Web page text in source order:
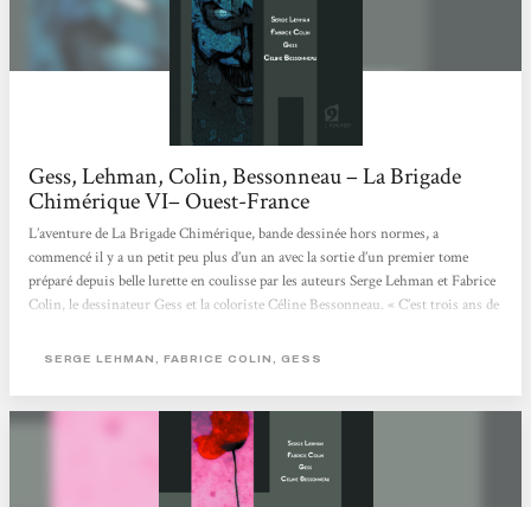
Gess, Lehman, Colin, Bessonneau – La Brigade
Chimérique VI– Ouest-France
L’aventure de La Brigade Chimérique, bande dessinée hors normes, a
commencé il y a un petit peu plus d’un an avec la sortie d’un premier tome
préparé depuis belle lurette en coulisse par les auteurs Serge Lehman et Fabrice
Colin, le dessinateur Gess et la coloriste Céline Bessonneau. « C’est trois ans de
Gess à l’occasion de la sortie du 6e et dernier tome. Son attachement au projet se
légendes,...
SERGE LEHMAN, FABRICE COLIN, GESS